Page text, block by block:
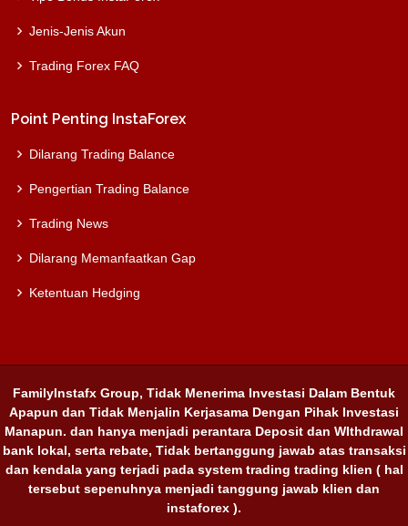
Jenis-Jenis Akun
Trading Forex FAQ
Point Penting InstaForex
Dilarang Trading Balance
Pengertian Trading Balance
Trading News
Dilarang Memanfaatkan Gap
Ketentuan Hedging
FamilyInstafx Group, Tidak Menerima Investasi Dalam Bentuk
Apapun dan Tidak Menjalin Kerjasama Dengan Pihak Investasi
Manapun. dan hanya menjadi perantara Deposit dan WIthdrawal
bank lokal, serta rebate, Tidak bertanggung jawab atas transaksi
dan kendala yang terjadi pada system trading trading klien ( hal
tersebut sepenuhnya menjadi tanggung jawab klien dan
instaforex ).